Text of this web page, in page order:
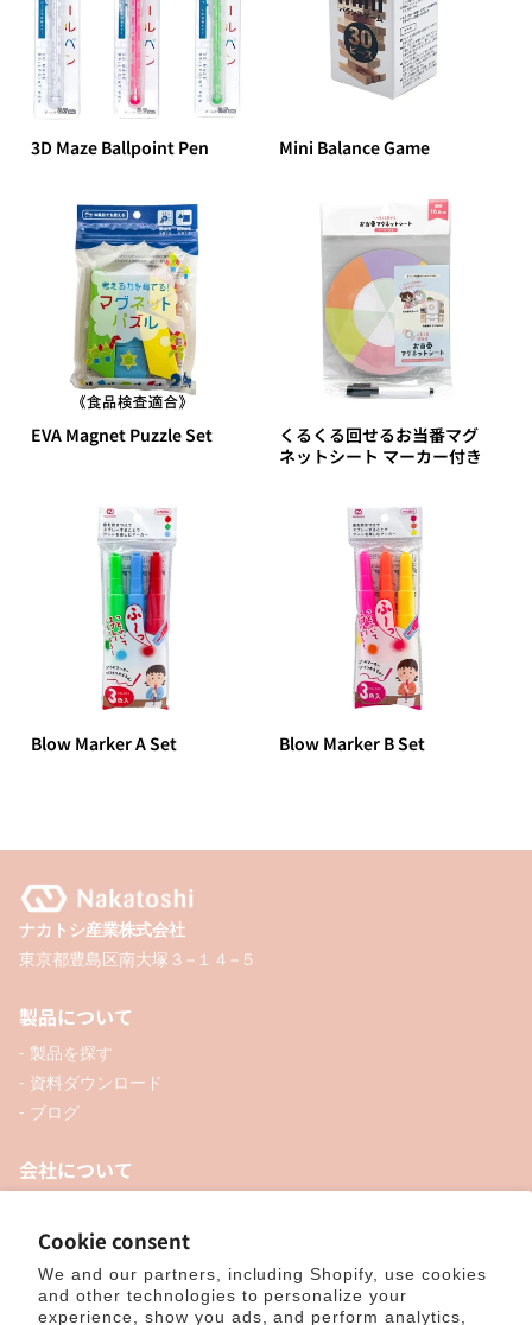
Cookie consent
We and our partners, including Shopify, use cookies
and other technologies to personalize your
experience, show you ads, and perform analytics,
3D Maze Ballpoint Pen Mini Balance Game
EVA Magnet Puzzle Set
くるくる回せるお当番マグ
ネットシート マーカー付き
Blow Marker A Set Blow Marker B Set
ナカトシ産業株式会社
東京都豊島区南大塚３−１４−５
製品について
- 製品を探す
- 資料ダウンロード
- ブログ
会社について
- 企業情報
- 口座開設
- お問い合わせ